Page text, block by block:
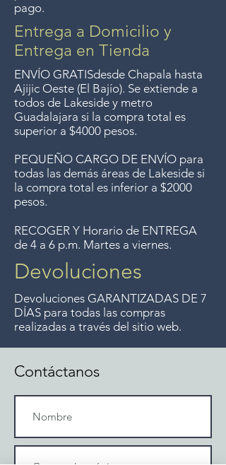
del Lago de Chapala por
compras mayor de $4000
pesos. Aceptamos
devoluciones hasta 7 días
después de la venta a menos
que los artículos tengan un
precio de oferta, lo sentimos,
no aceptamos devoluciones de
artículos en oferta.
Anteriormente hacíamos envíos
gratis a Guadalajara pero ya no
pago.
Entrega a Domicilio y
Entrega en Tienda
ENVÍO GRATISdesde Chapala hasta
Ajijic Oeste (El Bajío). Se extiende a
todos de Lakeside y metro
Guadalajara si la compra total es
superior a $4000 pesos.
PEQUEÑO CARGO DE ENVÍO para
todas las demás áreas de Lakeside si
la compra total es inferior a $2000
pesos.
RECOGER Y Horario de ENTREGA
de 4 a 6 p.m. Martes a viernes.
Devoluciones
Devoluciones GARANTIZADAS DE 7
DÍAS para todas las compras
realizadas a través del sitio web.
Contáctanos